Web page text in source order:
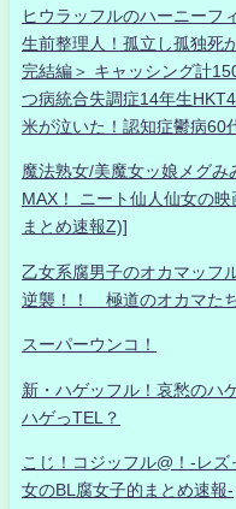
ヒウラッフルのハーニーフ
生前整理人！孤立し孤独死
完結編＞ キャッシング計
つ病統合失調症14年生
米が泣いた！認知症鬱病60
魔法熟女/美魔女ッ娘メグ
MAX！ ニート仙人仙女の
まとめ速報Z)]
乙女系腐男子のオカマッ
逆襲！！ 極道のオカマた
スーパーウンコ！
新・ハゲッフル！哀愁のハ
ハゲっTEL？
こじ！コジッフル@！-レ
女のBL腐女子的まとめ速報-